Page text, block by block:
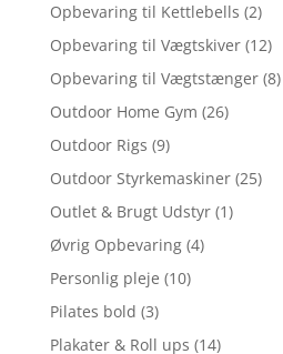
Opbevaring til Kettlebells (2)
Opbevaring til Vægtskiver (12)
Opbevaring til Vægtstænger (8)
Outdoor Home Gym (26)
Outdoor Rigs (9)
Outdoor Styrkemaskiner (25)
Outlet & Brugt Udstyr (1)
Øvrig Opbevaring (4)
Personlig pleje (10)
Pilates bold (3)
Plakater & Roll ups (14)